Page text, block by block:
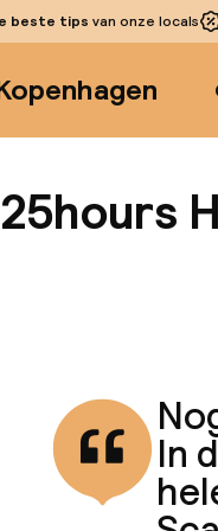
beste tips van onze locals
25hours
In